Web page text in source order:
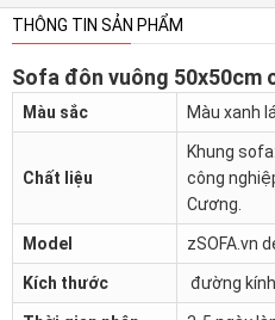
THÔNG TIN SẢN PHẨM
Sofa đôn vuông 50x50cm
Màu sắc Màu xanh
Chất liệu
Khung
công
Cương.
Model zSOFA.vn
Kích thước đường